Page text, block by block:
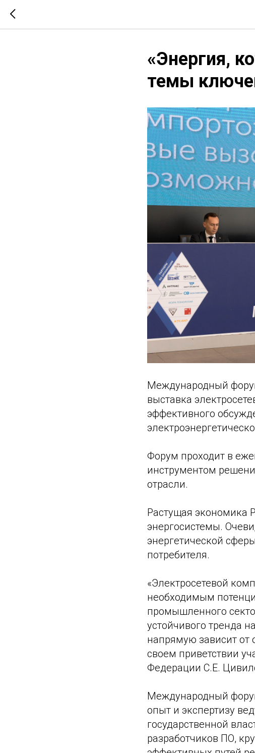
«Энергия,
темы
Международный
выставка
эффективного
Форум проходит в
инструментом
отрасли.
Растущая экономика
энергосистемы.
энергетической
потребителя.
«Электросетевой
необходимым
промышленного
устойчивого тренда
напрямую зависит от
своем приветствии
Федерации С.Е.
Международный
опыт и экспертизу
государственной
разработчиков ПО,